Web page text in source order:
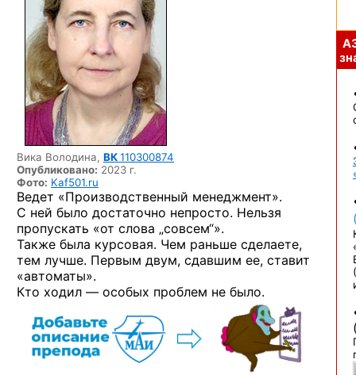
Вика Володина, ВК110300874
Опубликовано: 2023 г.
Фото: Kaf501.ru
Ведет «Производственный менеджмент».
С ней было достаточно непросто. Нельзя
пропускать «от слова „совсем“».
Также была курсовая. Чем раньше сделаете,
тем лучше. Первым двум, сдавшим ее, ставит
«автоматы».
Кто ходил — особых проблем не было.
(